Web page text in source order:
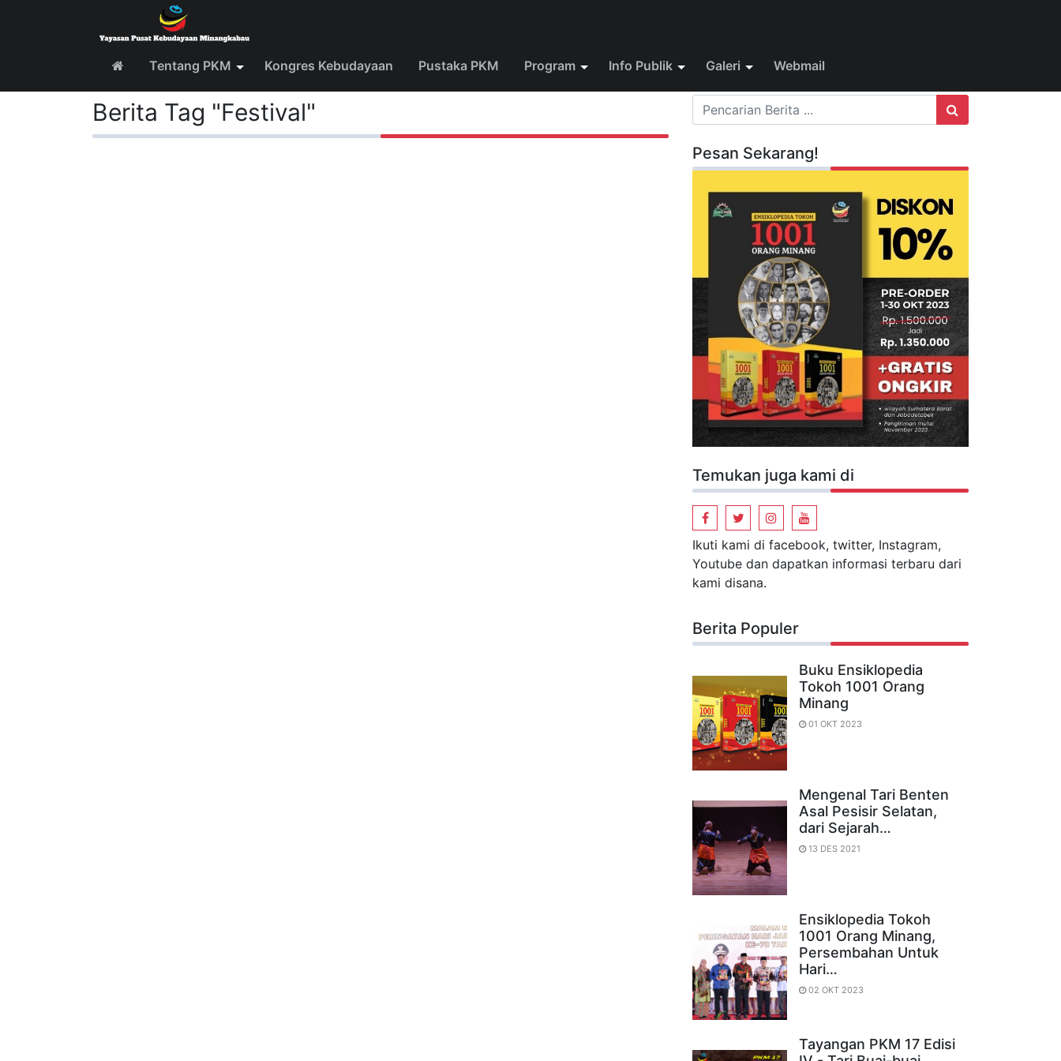
Tentang PKM Kongres Kebudayaan Pustaka PKM Program Info Publik Galeri Webmail
Berita Tag "Festival"
Pesan Sekarang!
Temukan juga kami di
Ikuti kami di facebook, twitter, Instagram,
Youtube dan dapatkan informasi terbaru dari
kami disana.
Berita Populer
Buku Ensiklopedia
Tokoh 1001 Orang
Minang
01 OKT 2023
Mengenal Tari Benten
Asal Pesisir Selatan,
dari Sejarah…
13 DES 2021
Ensiklopedia Tokoh
1001 Orang Minang,
Persembahan Untuk
Hari…
02 OKT 2023
Tayangan PKM 17 Edisi